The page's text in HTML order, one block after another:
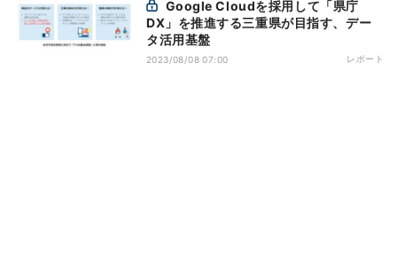
DX」を推進する三重県が目指す、デー
タ活用基盤
2023/08/08 07:00 レポート